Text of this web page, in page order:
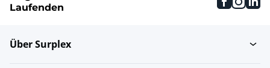
Laufenden
Über Surplex